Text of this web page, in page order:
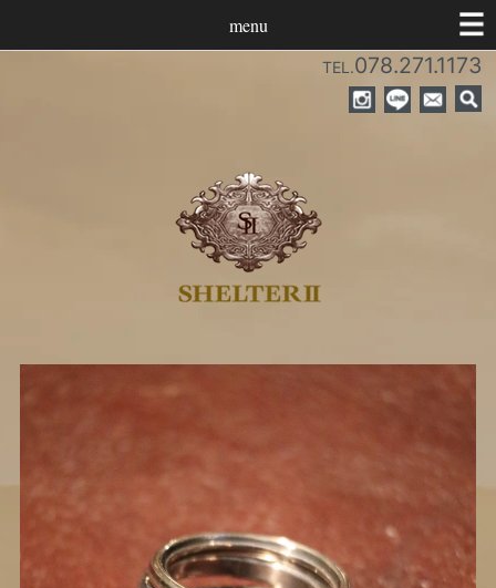
menu
TEL.078.271.1173